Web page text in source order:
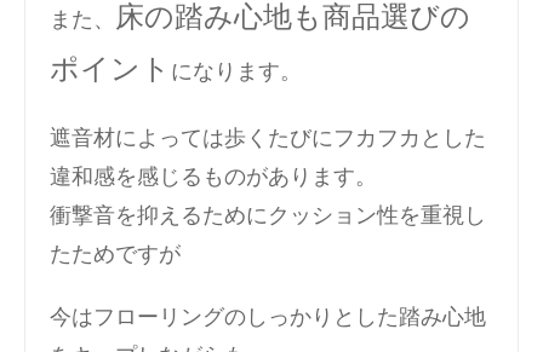
また、
床の踏み心地も商品選びの
ポイント になります。
遮音材によっては歩くたびにフカフカとした
違和感を感じるものがあります。
衝撃音を抑えるためにクッション性を重視し
たためですが
今はフローリングのしっかりとした踏み心地